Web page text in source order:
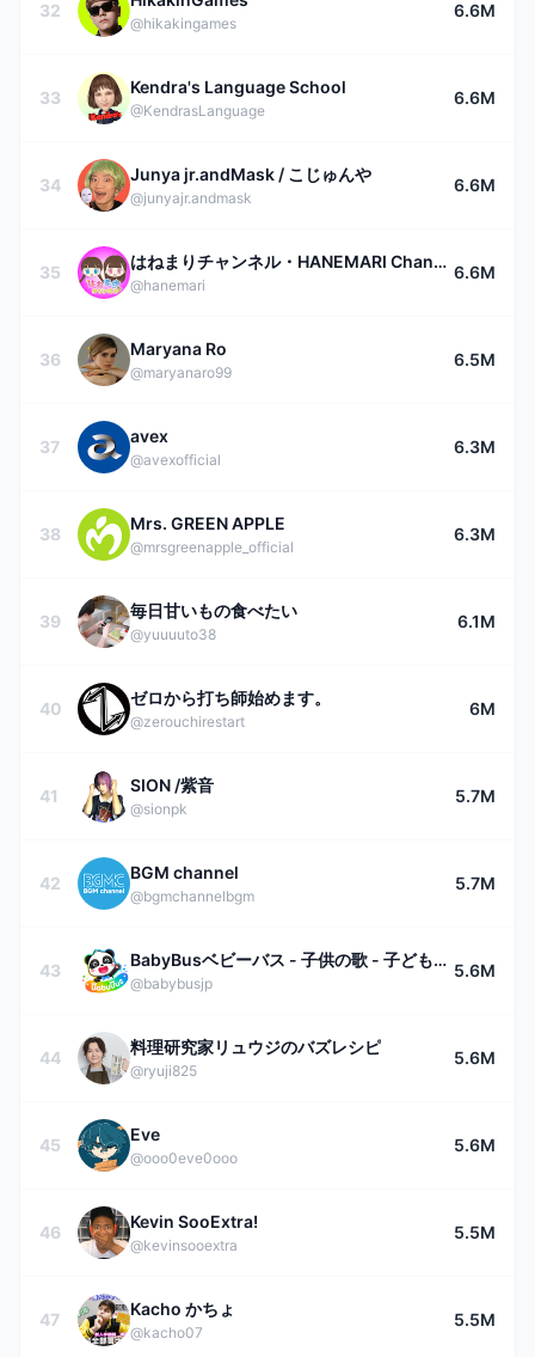
32
@hikakingames
6.6M
33
Kendra's Language School
@KendrasLanguage
6.6M
34
Junya jr.andMask / こじゅんや
@junyajr.andmask
6.6M
35
はねまりチャンネル・HANEMARI Channel
@hanemari
6.6M
36
Maryana Ro
@maryanaro99
6.5M
37
avex
@avexofficial
6.3M
38
Mrs. GREEN APPLE
@mrsgreenapple_official
6.3M
39
毎日甘いもの食べたい
@yuuuuto38
6.1M
40
ゼロから打ち師始めます。
@zerouchirestart
6M
41
SION /紫音
@sionpk
5.7M
42
BGM channel
@bgmchannelbgm
5.7M
43
BabyBusベビーバス - 子供の歌 - 子どもの動画
@babybusjp
5.6M
44
料理研究家リュウジのバズレシピ
@ryuji825
5.6M
45
Eve
@ooo0eve0ooo
5.6M
46
Kevin SooExtra!
@kevinsooextra
5.5M
47
Kacho かちょ
@kacho07
5.5M